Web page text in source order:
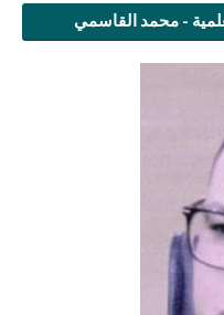
- محمد القاسمي